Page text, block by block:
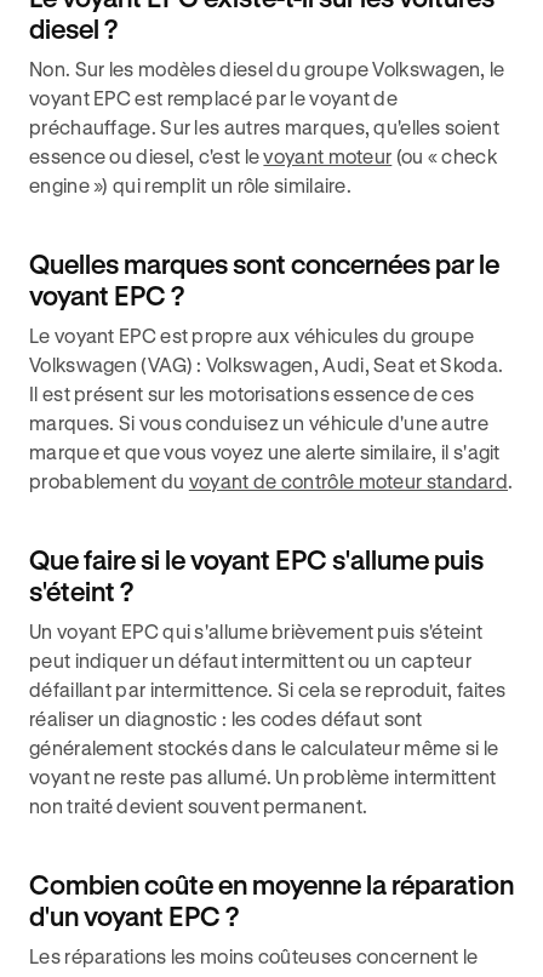
diesel ?
Non. Sur les modèles diesel du groupe Volkswagen, le
voyant EPC est remplacé par le voyant de
préchauffage. Sur les autres marques, qu'elles soient
essence ou diesel, c'est levoyant moteur (ou « check
engine ») qui remplit un rôle similaire.
Quelles marques sont concernées par le
voyant EPC ?
Le voyant EPC est propre aux véhicules du groupe
Volkswagen (VAG) : Volkswagen, Audi, Seat et Skoda.
Il est présent sur les motorisations essence de ces
marques. Si vous conduisez un véhicule d'une autre
marque et que vous voyez une alerte similaire, il s'agit
probablement du voyant de contrôle moteur standard.
Que faire si le voyant EPC s'allume puis
s'éteint ?
Un voyant EPC qui s'allume brièvement puis s'éteint
peut indiquer un défaut intermittent ou un capteur
défaillant par intermittence. Si cela se reproduit, faites
réaliser un diagnostic : les codes défaut sont
généralement stockés dans le calculateur même si le
voyant ne reste pas allumé. Un problème intermittent
non traité devient souvent permanent.
Combien coûte en moyenne la réparation
d'un voyant EPC ?
Les réparations les moins coûteuses concernent le